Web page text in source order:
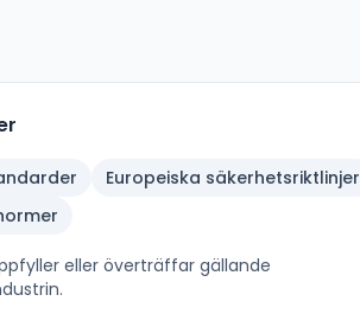
Europeiska säkerhetsriktlinjer
eller överträffar gällande